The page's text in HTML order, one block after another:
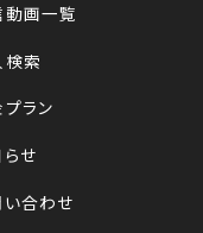
動画一覧
索
ラン
せ
合わせ